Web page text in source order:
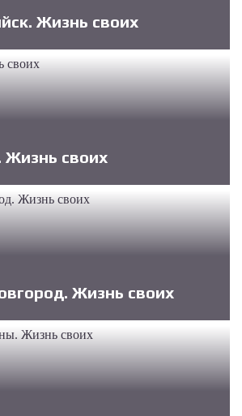
Жизнь своих
своих
Жизнь своих